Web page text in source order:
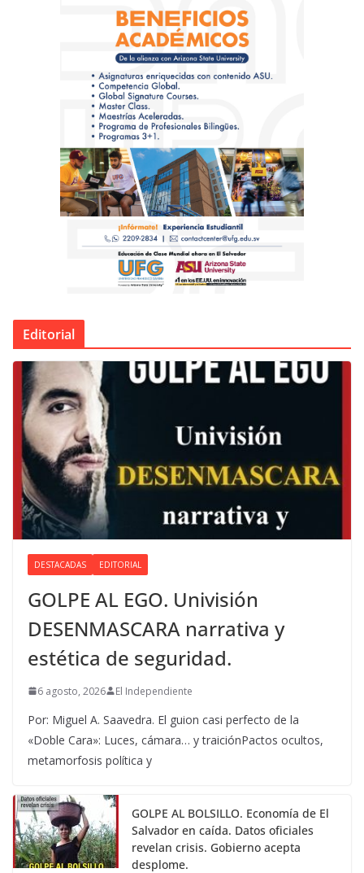
Editorial
DESTACADAS EDITORIAL
GOLPE AL EGO. Univisión
DESENMASCARA narrativa y
estética de seguridad.
6 agosto, 2026 El Independiente
Por: Miguel A. Saavedra. El guion casi perfecto de la
«Doble Cara»: Luces, cámara… y traiciónPactos ocultos,
metamorfosis política y
GOLPE AL BOLSILLO. Economía de El
Salvador en caída. Datos oficiales
revelan crisis. Gobierno acepta
desplome.